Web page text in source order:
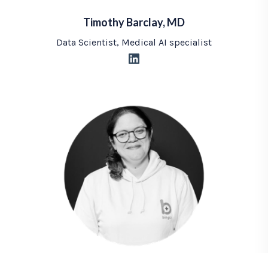
Timothy Barclay, MD
Data Scientist, Medical AI specialist